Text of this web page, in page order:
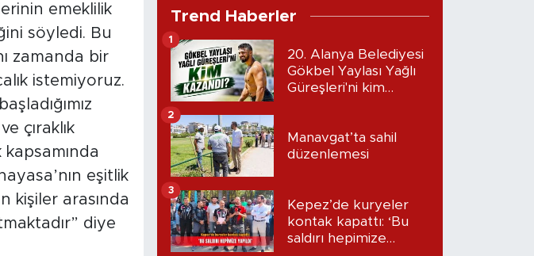
emeklilik
söyledi. Bu
zamanda bir
istemiyoruz.
çıraklık
eşitlik
kişiler arasında
diye
Trend Haberler
20. Alanya Belediyesi
Gökbel Yaylası Yağlı
Güreşleri'ni kim
1
Manavgat’ta sahil
düzenlemesi
2
Kepez’de kuryeler
kontak kapattı: ‘Bu
saldırı hepimize
3